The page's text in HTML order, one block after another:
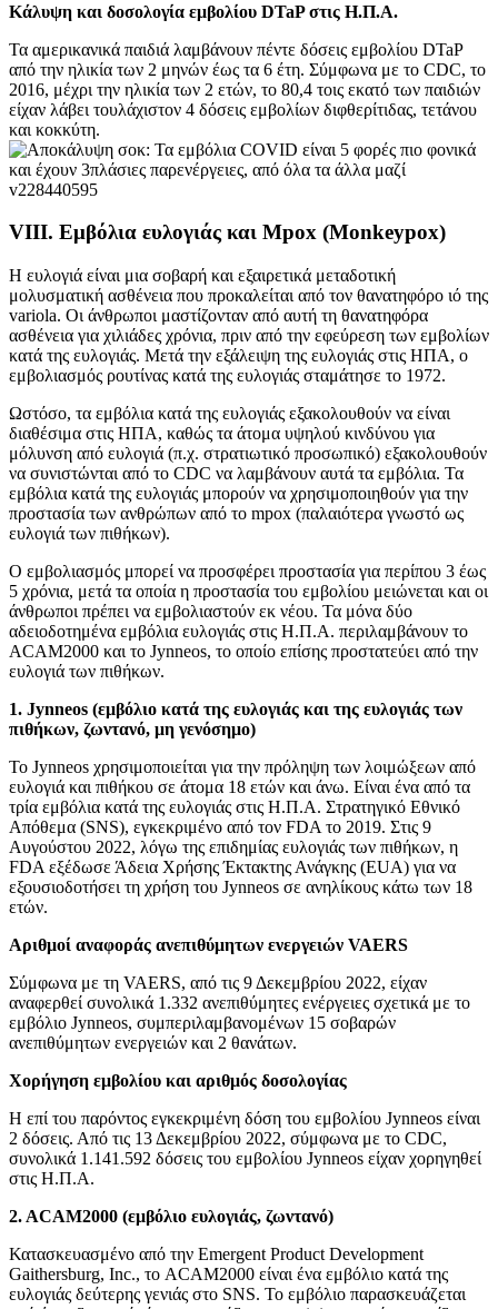
Κάλυψη και δοσολογία εμβολίου DTaP στις Η.Π.Α.
Τα αμερικανικά παιδιά λαμβάνουν πέντε δόσεις εμβολίου DTaP
από την ηλικία των 2 μηνών έως τα 6 έτη. Σύμφωνα με το CDC, το
2016, μέχρι την ηλικία των 2 ετών, το 80,4 τοις εκατό των παιδιών
είχαν λάβει τουλάχιστον 4 δόσεις εμβολίων διφθερίτιδας, τετάνου
και κοκκύτη.
VIII. Εμβόλια ευλογιάς και Mpox (Monkeypox)
Η ευλογιά είναι μια σοβαρή και εξαιρετικά μεταδοτική
μολυσματική ασθένεια που προκαλείται από τον θανατηφόρο ιό της
variola. Οι άνθρωποι μαστίζονταν από αυτή τη θανατηφόρα
ασθένεια για χιλιάδες χρόνια, πριν από την εφεύρεση των εμβολίων
κατά της ευλογιάς. Μετά την εξάλειψη της ευλογιάς στις ΗΠΑ, ο
εμβολιασμός ρουτίνας κατά της ευλογιάς σταμάτησε το 1972.
Ωστόσο, τα εμβόλια κατά της ευλογιάς εξακολουθούν να είναι
διαθέσιμα στις ΗΠΑ, καθώς τα άτομα υψηλού κινδύνου για
μόλυνση από ευλογιά (π.χ. στρατιωτικό προσωπικό) εξακολουθούν
να συνιστώνται από το CDC να λαμβάνουν αυτά τα εμβόλια. Τα
εμβόλια κατά της ευλογιάς μπορούν να χρησιμοποιηθούν για την
προστασία των ανθρώπων από το mpox (παλαιότερα γνωστό ως
ευλογιά των πιθήκων).
Ο εμβολιασμός μπορεί να προσφέρει προστασία για περίπου 3 έως
5 χρόνια, μετά τα οποία η προστασία του εμβολίου μειώνεται και οι
άνθρωποι πρέπει να εμβολιαστούν εκ νέου. Τα μόνα δύο
αδειοδοτημένα εμβόλια ευλογιάς στις Η.Π.Α. περιλαμβάνουν το
ACAM2000 και το Jynneos, το οποίο επίσης προστατεύει από την
ευλογιά των πιθήκων.
1. Jynneos (εμβόλιο κατά της ευλογιάς και της ευλογιάς των
πιθήκων, ζωντανό, μη γενόσημο)
Το Jynneos χρησιμοποιείται για την πρόληψη των λοιμώξεων από
ευλογιά και πιθήκου σε άτομα 18 ετών και άνω. Είναι ένα από τα
τρία εμβόλια κατά της ευλογιάς στις Η.Π.Α. Στρατηγικό Εθνικό
Απόθεμα (SNS), εγκεκριμένο από τον FDA το 2019. Στις 9
Αυγούστου 2022, λόγω της επιδημίας ευλογιάς των πιθήκων, η
FDA εξέδωσε Άδεια Χρήσης Έκτακτης Ανάγκης (EUA) για να
εξουσιοδοτήσει τη χρήση του Jynneos σε ανηλίκους κάτω των 18
ετών.
Αριθμοί αναφοράς ανεπιθύμητων ενεργειών VAERS
Σύμφωνα με τη VAERS, από τις 9 Δεκεμβρίου 2022, είχαν
αναφερθεί συνολικά 1.332 ανεπιθύμητες ενέργειες σχετικά με το
εμβόλιο Jynneos, συμπεριλαμβανομένων 15 σοβαρών
ανεπιθύμητων ενεργειών και 2 θανάτων.
Χορήγηση εμβολίου και αριθμός δοσολογίας
Η επί του παρόντος εγκεκριμένη δόση του εμβολίου Jynneos είναι
2 δόσεις. Από τις 13 Δεκεμβρίου 2022, σύμφωνα με το CDC,
συνολικά 1.141.592 δόσεις του εμβολίου Jynneos είχαν χορηγηθεί
στις Η.Π.Α.
2. ACAM2000 (εμβόλιο ευλογιάς, ζωντανό)
Κατασκευασμένο από την Emergent Product Development
Gaithersburg, Inc., το ACAM2000 είναι ένα εμβόλιο κατά της
ευλογιάς δεύτερης γενιάς στο SNS. Το εμβόλιο παρασκευάζεται